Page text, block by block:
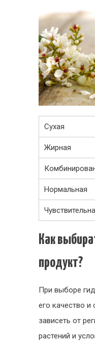
Сухая
Жирная
Нормальная
Как
продукт?
При выборе
его качество
зависеть от
растений и